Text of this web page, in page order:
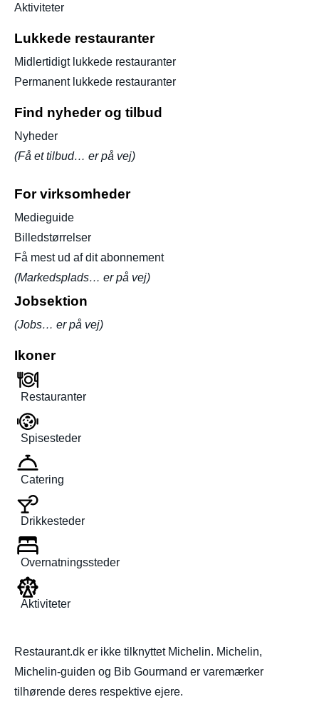
Aktiviteter
Lukkede restauranter
Midlertidigt lukkede restauranter
Permanent lukkede restauranter
Find nyheder og tilbud
Nyheder
(Få et tilbud… er på vej)
For virksomheder
Medieguide
Billedstørrelser
Få mest ud af dit abonnement
(Markedsplads… er på vej)
Jobsektion
(Jobs… er på vej)
Ikoner
Restauranter
Spisesteder
Catering
Drikkesteder
Overnatningssteder
Aktiviteter
Restaurant.dk er ikke tilknyttet Michelin. Michelin,
Michelin-guiden og Bib Gourmand er varemærker
tilhørende deres respektive ejere.